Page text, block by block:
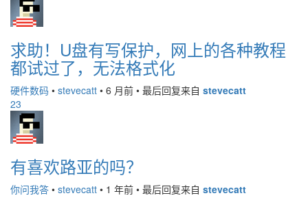
求助！U盘有写保护，网上的各种教程
都试过了，无法格式化
硬件数码 • stevecatt • 6 月前 • 最后回复来自 stevecatt
23
有喜欢路亚的吗？
你问我答 • stevecatt • 1 年前 • 最后回复来自 stevecatt